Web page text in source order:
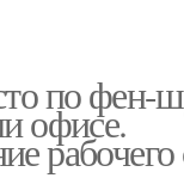
по фен-
офисе.
рабочего